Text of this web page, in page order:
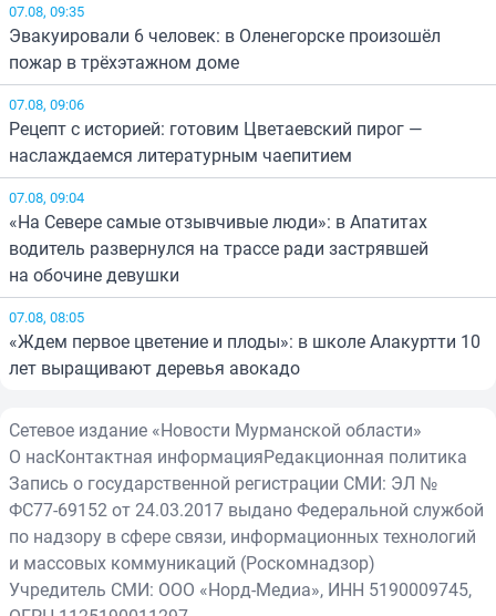
07.08, 09:35
Эвакуировали 6 человек: в Оленегорске произошёл
пожар в трёхэтажном доме
07.08, 09:06
Рецепт с историей: готовим Цветаевский пирог —
наслаждаемся литературным чаепитием
07.08, 09:04
«На Севере самые отзывчивые люди»: в Апатитах
водитель развернулся на трассе ради застрявшей
на обочине девушки
07.08, 08:05
«Ждем первое цветение и плоды»: в школе Алакуртти 10
лет выращивают деревья авокадо
Сетевое издание «Новости Мурманской области»
О насКонтактная информацияРедакционная политика
Запись о государственной регистрации СМИ: ЭЛ №
ФС77-69152 от 24.03.2017 выдано Федеральной службой
по надзору в сфере связи, информационных технологий
и массовых коммуникаций (Роскомнадзор)
Учредитель СМИ: ООО «Норд-Медиа», ИНН 5190009745,